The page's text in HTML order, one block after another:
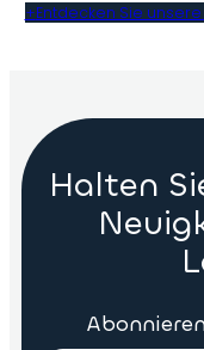
+Entdecken Sie
Halten